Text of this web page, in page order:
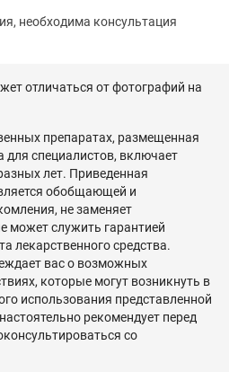
необходима консультация
отличаться от фотографий на
препаратах, размещенная
для специалистов, включает
лет. Приведенная
обобщающей и
не заменяет
может служить гарантией
лекарственного средства.
вас о возможных
которые могут возникнуть в
использования представленной
рекомендует перед
со